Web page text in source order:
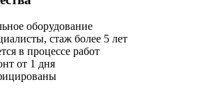
оборудование
стаж более 5 лет
в процессе работ
от 1 дня